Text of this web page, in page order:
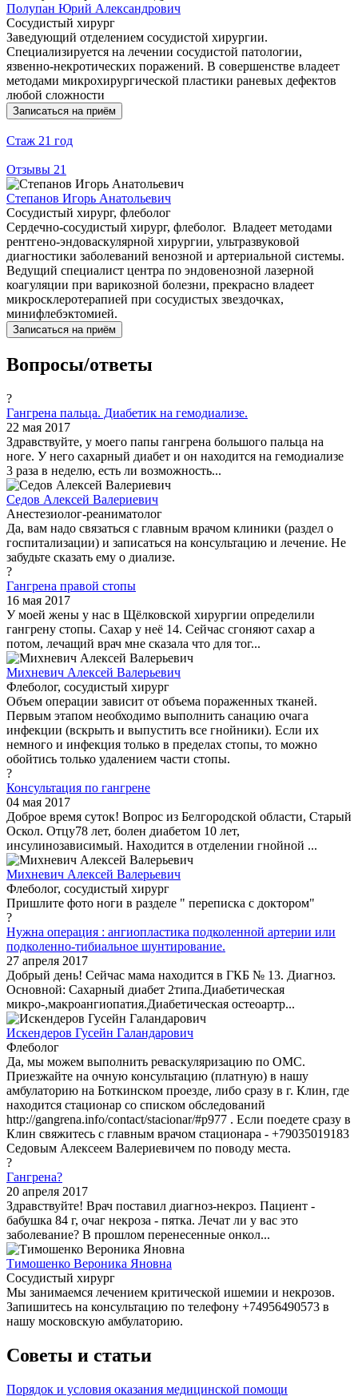
Полупан Юрий Александрович
Сосудистый хирург
Заведующий отделением сосудистой хирургии.
Специализируется на лечении сосудистой патологии,
язвенно-некротических поражений. В совершенстве владеет
методами микрохирургической пластики раневых дефектов
любой сложности
Записаться на приём
Стаж 21 год
Отзывы 21
Степанов Игорь Анатольевич
Сосудистый хирург, флеболог
Сердечно-сосудистый хирург, флеболог. Владеет методами
рентгено-эндоваскулярной хирургии, ультразвуковой
диагностики заболеваний венозной и артериальной системы.
Ведущий специалист центра по эндовенозной лазерной
коагуляции при варикозной болезни, прекрасно владеет
микросклеротерапией при сосудистых звездочках,
минифлебэктомией.
Записаться на приём
Вопросы/ответы
?
Гангрена пальца. Диабетик на гемодиализе.
22 мая 2017
Здравствуйте, у моего папы гангрена большого пальца на
ноге. У него сахарный диабет и он находится на гемодиализе
3 раза в неделю, есть ли возможность...
Седов Алексей Валериевич
Анестезиолог-реаниматолог
Да, вам надо связаться с главным врачом клиники (раздел о
госпитализации) и записаться на консультацию и лечение. Не
забудьте сказать ему о диализе.
?
Гангрена правой стопы
16 мая 2017
У моей жены у нас в Щёлковской хирургии определили
гангрену стопы. Сахар у неё 14. Сейчас сгоняют сахар а
потом, лечащий врач мне сказала что для тог...
Михневич Алексей Валерьевич
Флеболог, сосудистый хирург
Объем операции зависит от объема пораженных тканей.
Первым этапом необходимо выполнить санацию очага
инфекции (вскрыть и выпустить все гнойники). Если их
немного и инфекция только в пределах стопы, то можно
обойтись только удалением части стопы.
?
Консультация по гангрене
04 мая 2017
Доброе время суток! Вопрос из Белгородской области, Старый
Оскол. Отцу78 лет, болен диабетом 10 лет,
инсулинозависимый. Находится в отделении гнойной ...
Михневич Алексей Валерьевич
Флеболог, сосудистый хирург
Пришлите фото ноги в разделе " переписка с доктором"
?
Нужна операция : ангиопластика подколенной артерии или
подколенно-тибиальное шунтирование.
27 апреля 2017
Добрый день! Сейчас мама находится в ГКБ № 13. Диагноз.
Основной: Сахарный диабет 2типа.Диабетическая
микро-,макроангиопатия.Диабетическая остеоартр...
Искендеров Гусейн Галандарович
Флеболог
Да, мы можем выполнить реваскуляризацию по ОМС.
Приезжайте на очную консультацию (платную) в нашу
амбулаторию на Боткинском проезде, либо сразу в г. Клин, где
находится стационар со списком обследований
http://gangrena.info/contact/stacionar/#p977 . Если поедете сразу в
Клин свяжитесь с главным врачом стационара - +79035019183
Седовым Алексеем Валериевичем по поводу места.
?
Гангрена?
20 апреля 2017
Здравствуйте! Врач поставил диагноз-некроз. Пациент -
бабушка 84 г, очаг некроза - пятка. Лечат ли у вас это
заболевание? В прошлом перенесенные онкол...
Тимошенко Вероника Яновна
Сосудистый хирург
Мы занимаемся лечением критической ишемии и некрозов.
Запишитесь на консультацию по телефону +74956490573 в
нашу московскую амбулаторию.
Советы и статьи
Порядок и условия оказания медицинской помощи